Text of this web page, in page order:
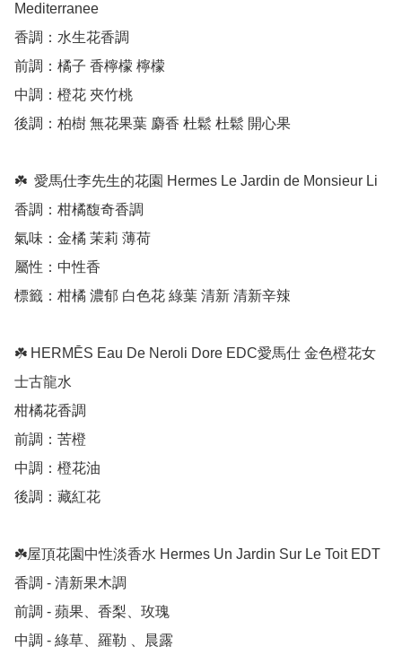
Mediterranee
香調：水生花香調
前調：橘子 香檸檬 檸檬
中調：橙花 夾竹桃
後調：柏樹 無花果葉 麝香 杜鬆 杜鬆 開心果
☘️  愛馬仕李先生的花園 Hermes Le Jardin de Monsieur Li
香調：柑橘馥奇香調
氣味：金橘 茉莉 薄荷
屬性：中性香
標籤：柑橘 濃郁 白色花 綠葉 清新 清新辛辣
☘️ HERMĒS Eau De Neroli Dore EDC愛馬仕 金色橙花女
士古龍水
柑橘花香調
前調：苦橙
中調：橙花油
後調：藏紅花
☘️屋頂花園中性淡香水 Hermes Un Jardin Sur Le Toit EDT
香調 - 清新果木調
前調 - 蘋果、香梨、玫瑰
中調 - 綠草、羅勒 、晨露